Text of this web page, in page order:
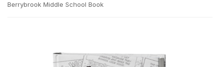
Berrybrook Middle School Book